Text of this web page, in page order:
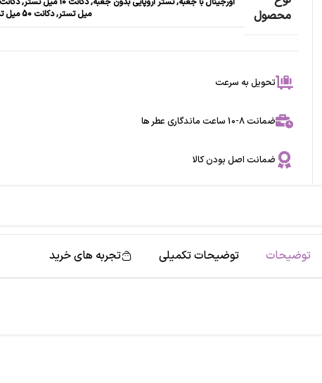
محصول
میل تستر,دکانت 50 میل تستر
تحویل به سرعت
ضمانت 8-10 ساعت ماندگاری عطر ها
ضمانت اصل بودن کالا
توضیحات توضیحات تکمیلی تجربه های خرید